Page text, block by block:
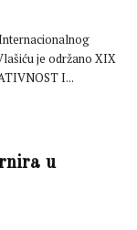
je održano XIX
I...
u